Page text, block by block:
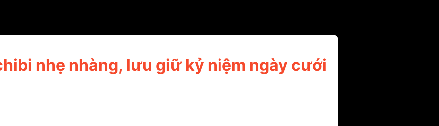
nhẹ nhàng, lưu giữ kỷ niệm ngày cưới